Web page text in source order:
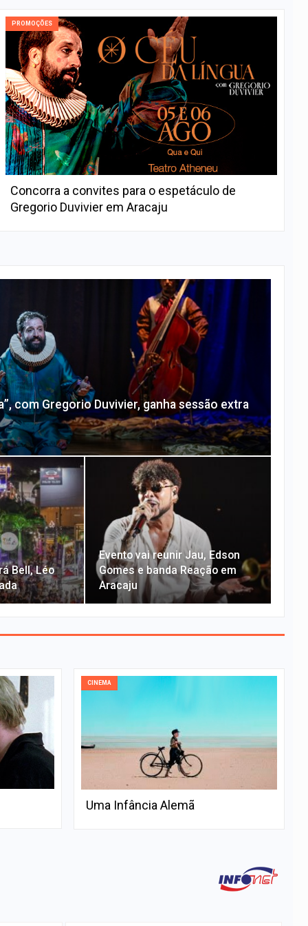
PROMOÇÕES
Concorra a convites para o espetáculo de
Gregorio Duvivier em Aracaju
com Gregorio Duvivier, ganha sessão extra
Bell, Léo
Evento vai reunir Jau, Edson
Gomes e banda Reação em
Aracaju
CINEMA
Uma Infância Alemã